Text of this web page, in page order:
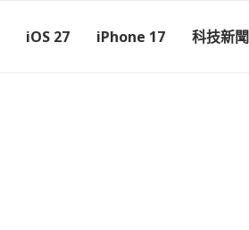
iOS 27 iPhone 17 科技新聞